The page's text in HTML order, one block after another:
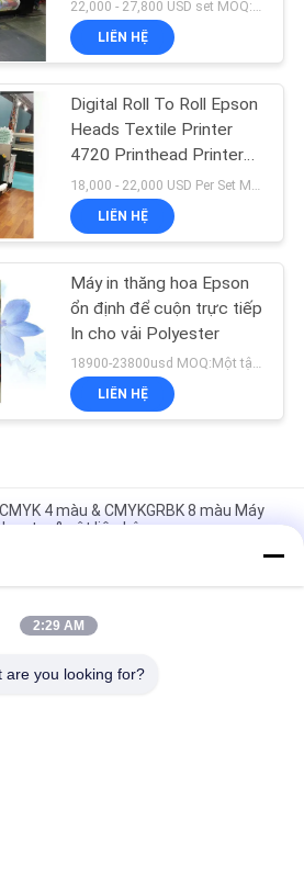
LIÊN HỆ
Digital Roll To Roll Epson
Heads Textile Printer
4720 Printhead Printers
Flags Printing
LIÊN HỆ
Máy in thăng hoa Epson
ổn định để cuộn trực tiếp
In cho vải Polyester
18900-23800usd MOQ:Một tập hợp
LIÊN HỆ
4 màu & CMYKGRBK 8 màu Máy
& vật liệu bông
và 3,2m Máy in vải vải cho vải và
thuật số Máy in vải thăng hoa khổ lớn
2:29 AM
are you looking for?